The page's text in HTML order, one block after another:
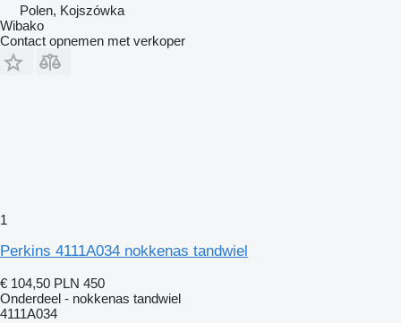
Polen, Kojszówka
Wibako
Contact opnemen met verkoper
1
Perkins 4111A034 nokkenas tandwiel
€ 104,50 PLN 450
Onderdeel - nokkenas tandwiel
4111A034